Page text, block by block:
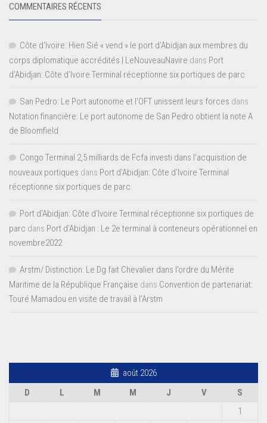
COMMENTAIRES RÉCENTS
Côte d'Ivoire: Hien Sié « vend » le port d'Abidjan aux membres du
corps diplomatique accrédités | LeNouveauNavire dans Port
d’Abidjan: Côte d’Ivoire Terminal réceptionne six portiques de parc
San Pedro: Le Port autonome et l’OFT unissent leurs forces dans
Notation financière: Le port autonome de San Pedro obtient la note A
de Bloomfield
Congo Terminal 2,5 milliards de Fcfa investi dans l’acquisition de
nouveaux portiques dans Port d’Abidjan: Côte d’Ivoire Terminal
réceptionne six portiques de parc
Port d'Abidjan: Côte d’Ivoire Terminal réceptionne six portiques de
parc dans Port d’Abidjan : Le 2e terminal à conteneurs opérationnel en
novembre2022
Arstm/ Distinction: Le Dg fait Chevalier dans l’ordre du Mérite
Maritime de la République Française dans Convention de partenariat:
Touré Mamadou en visite de travail à l’Arstm
août 2026
D
L M M J V
S
1